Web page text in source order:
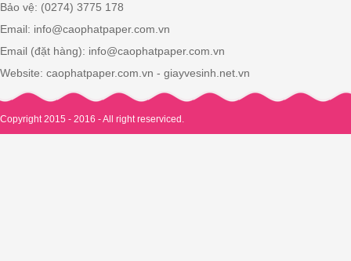
Bảo vệ: (0274) 3775 178
Email: info@caophatpaper.com.vn
Email (đặt hàng): info@caophatpaper.com.vn
Website: caophatpaper.com.vn - giayvesinh.net.vn
Copyright 2015 - 2016 - All right reserviced.